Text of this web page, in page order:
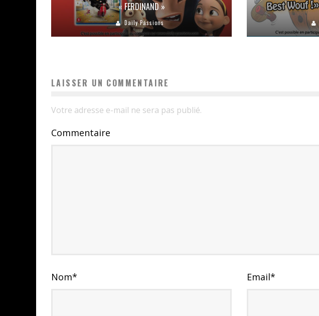
« FERDINAND »
Daily Passions
LAISSER UN COMMENTAIRE
Votre adresse e-mail ne sera pas publié.
Commentaire
Nom* Email*